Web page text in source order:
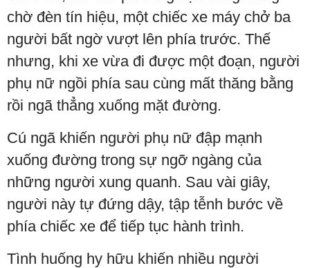
chờ đèn tín hiệu, một chiếc xe máy chở ba
người bất ngờ vượt lên phía trước. Thế
nhưng, khi xe vừa đi được một đoạn, người
phụ nữ ngồi phía sau cùng mất thăng bằng
rồi ngã thẳng xuống mặt đường.
Cú ngã khiến người phụ nữ đập mạnh
xuống đường trong sự ngỡ ngàng của
những người xung quanh. Sau vài giây,
người này tự đứng dậy, tập tễnh bước về
phía chiếc xe để tiếp tục hành trình.
Tình huống hy hữu khiến nhiều người